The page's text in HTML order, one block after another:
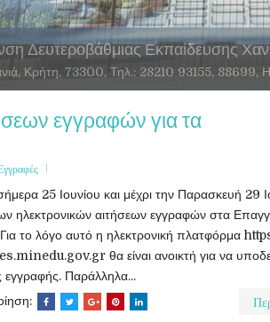
Δευτεροβάθμιας Εκπαίδευσης
εγγραφών για τα
25 Ιουνίου και μέχρι την Παρασκευή 29
ηλεκτρονικών αιτήσεων εγγραφών στα
Για το λόγο αυτό η ηλεκτρονική πλατφόρμα
θα είναι ανοικτή για να
εγγραφής. Παράλληλα...